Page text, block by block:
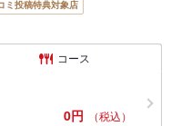
ミ投稿特典対象店
コース
0円 （税込）